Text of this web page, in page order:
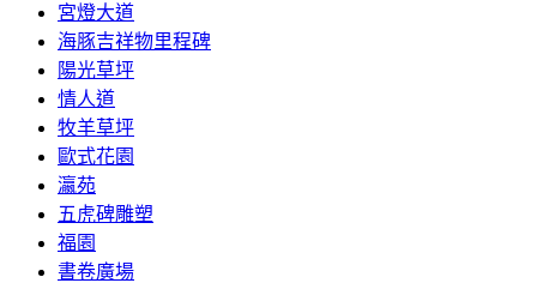
宮燈大道
海豚吉祥物里程碑
陽光草坪
情人道
牧羊草坪
歐式花園
瀛苑
五虎碑雕塑
福園
書卷廣場